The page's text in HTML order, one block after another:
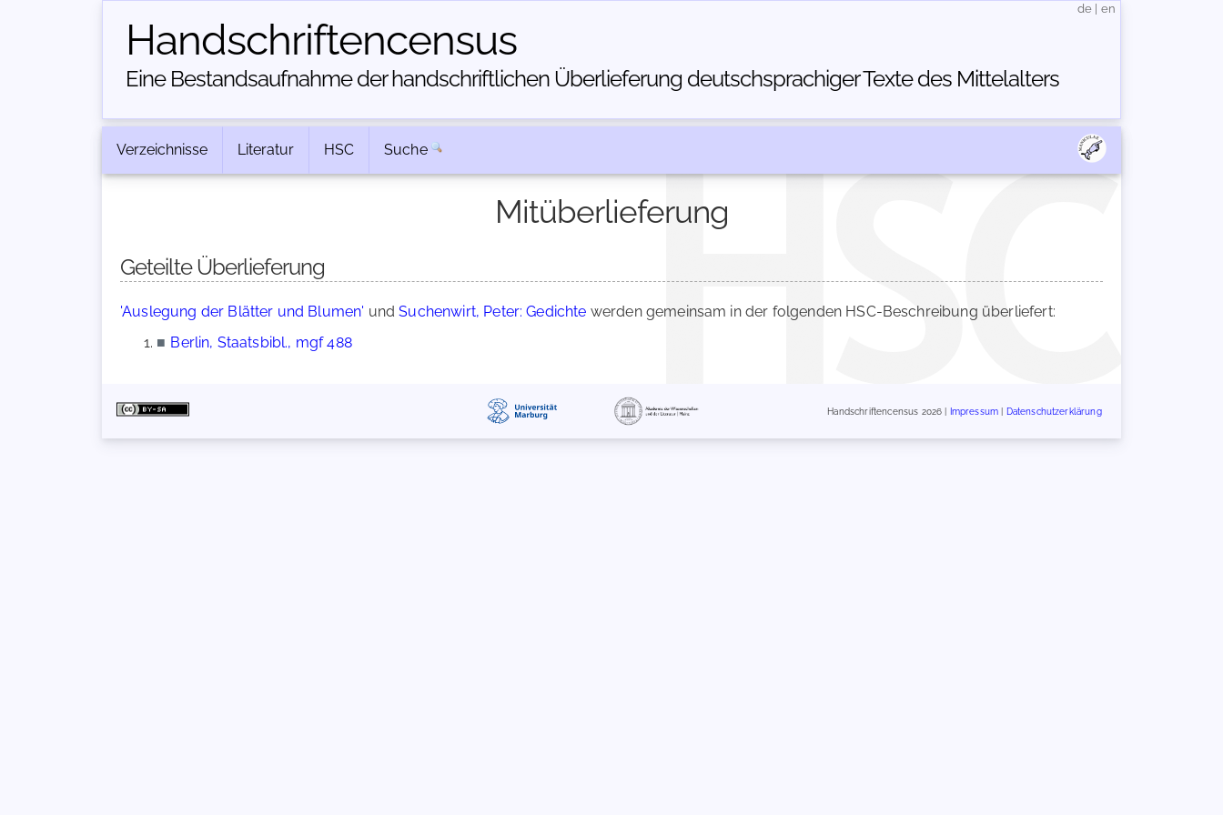
Handschriften­census
Eine Bestandsaufnahme der handschriftlichen Über­lieferung deutschsprachiger Texte des Mittelalters
de en
Verzeichnisse Literatur HSC Suche
Mitüberlieferung
Geteilte Überlieferung
'Auslegung der Blätter und Blumen' undSuchenwirt, Peter: Gedichte werden gemeinsam in der folgenden HSC-Beschreibung überliefert:
■ Berlin, Staatsbibl., mgf 488
Handschriftencensus 2026 | Impressum Datenschutzerklärung